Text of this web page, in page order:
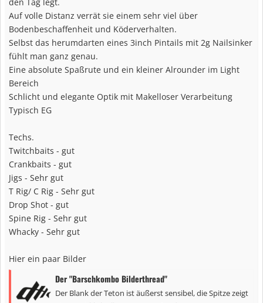
Auf volle Distanz verrät sie einem sehr viel über
Bodenbeschaffenheit und Köderverhalten.
Selbst das herumdarten eines 3inch Pintails mit 2g Nailsinker
fühlt man ganz genau.
Eine absolute Spaßrute und ein kleiner Alrounder im Light
Bereich
Schlicht und elegante Optik mit Makelloser Verarbeitung
Typisch EG
Techs.
Twitchbaits - gut
Crankbaits - gut
Jigs - Sehr gut
T Rig/ C Rig - Sehr gut
Drop Shot - gut
Spine Rig - Sehr gut
Whacky - Sehr gut
Hier ein paar Bilder
Der "Barschkombo Bilderthread"
Der Blank der Teton ist äußerst sensibel, die Spitze zeigt